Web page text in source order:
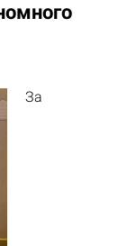
За